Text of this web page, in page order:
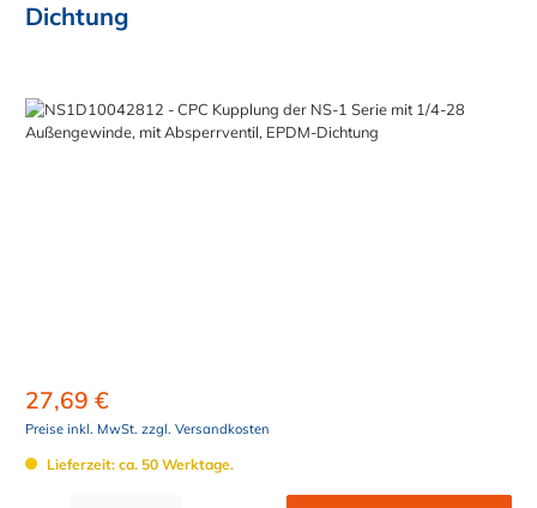
Dichtung
Bildergalerie überspringen
27,69 €
Preise inkl. MwSt. zzgl. Versandkosten
Lieferzeit: ca. 50 Werktage.